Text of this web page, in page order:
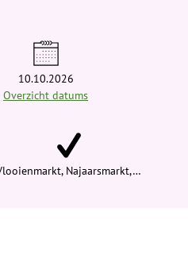
10.10.2026
Overzicht datums
Najaarsmarkt,…